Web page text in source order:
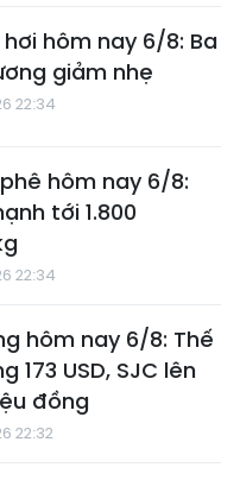
hôm nay 6/8: Ba
giảm nhẹ
22:34
hôm nay 6/8:
tới 1.800
22:34
hôm nay 6/8: Thế
173 USD, SJC lên
đồng
22:32